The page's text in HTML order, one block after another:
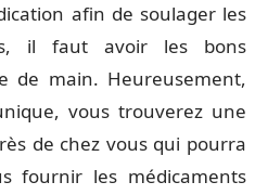
afin de soulager les
il faut avoir les bons
de main. Heureusement,
vous trouverez une
de chez vous qui pourra
fournir les médicaments